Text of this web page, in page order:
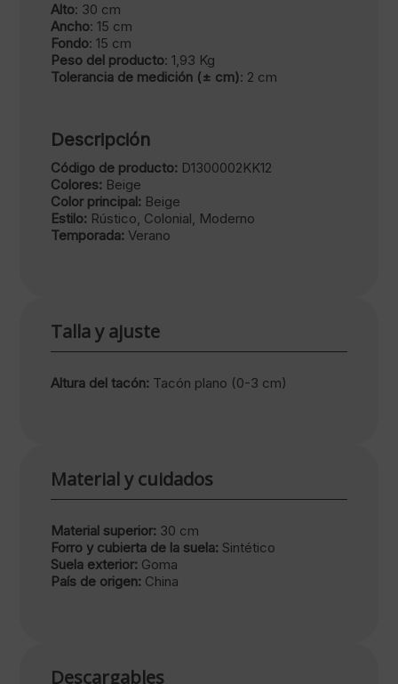
Alto: 30 cm
Ancho: 15 cm
Fondo: 15 cm
Peso del producto: 1,93 Kg
Tolerancia de medición (± cm): 2 cm
Descripción
Código de producto: D1300002KK12
Colores: Beige
Color principal: Beige
Estilo: Rústico, Colonial, Moderno
Temporada: Verano
Talla y ajuste
Altura del tacón: Tacón plano (0-3 cm)
Material y cuidados
Material superior: 30 cm
Forro y cubierta de la suela: Sintético
Suela exterior: Goma
País de origen: China
Descargables